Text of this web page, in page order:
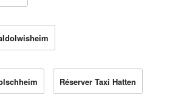
Réserver Taxi Hatten